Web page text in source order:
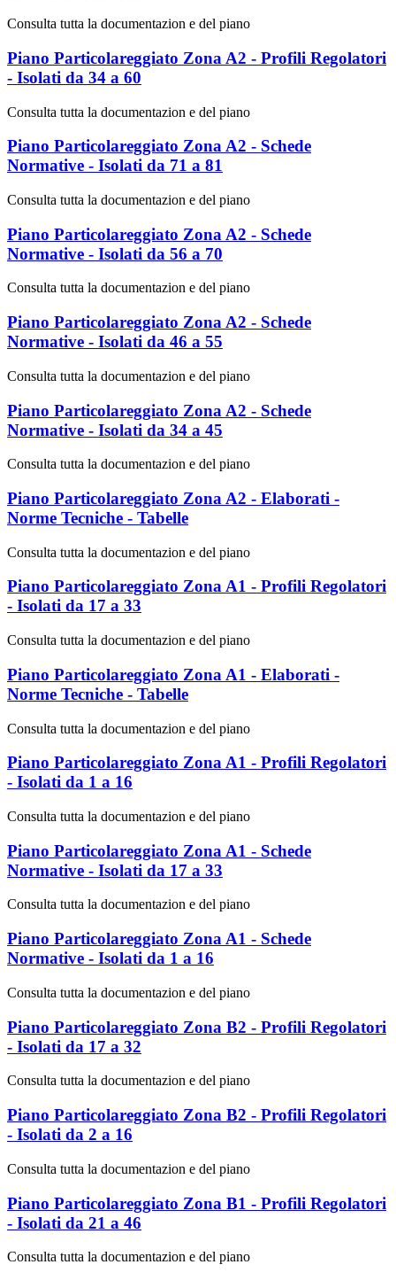
Consulta tutta la documentazion e del piano
Piano Particolareggiato Zona A2 - Profili Regolatori
- Isolati da 34 a 60
Consulta tutta la documentazion e del piano
Piano Particolareggiato Zona A2 - Schede
Normative - Isolati da 71 a 81
Consulta tutta la documentazion e del piano
Piano Particolareggiato Zona A2 - Schede
Normative - Isolati da 56 a 70
Consulta tutta la documentazion e del piano
Piano Particolareggiato Zona A2 - Schede
Normative - Isolati da 46 a 55
Consulta tutta la documentazion e del piano
Piano Particolareggiato Zona A2 - Schede
Normative - Isolati da 34 a 45
Consulta tutta la documentazion e del piano
Piano Particolareggiato Zona A2 - Elaborati -
Norme Tecniche - Tabelle
Consulta tutta la documentazion e del piano
Piano Particolareggiato Zona A1 - Profili Regolatori
- Isolati da 17 a 33
Consulta tutta la documentazion e del piano
Piano Particolareggiato Zona A1 - Elaborati -
Norme Tecniche - Tabelle
Consulta tutta la documentazion e del piano
Piano Particolareggiato Zona A1 - Profili Regolatori
- Isolati da 1 a 16
Consulta tutta la documentazion e del piano
Piano Particolareggiato Zona A1 - Schede
Normative - Isolati da 17 a 33
Consulta tutta la documentazion e del piano
Piano Particolareggiato Zona A1 - Schede
Normative - Isolati da 1 a 16
Consulta tutta la documentazion e del piano
Piano Particolareggiato Zona B2 - Profili Regolatori
- Isolati da 17 a 32
Consulta tutta la documentazion e del piano
Piano Particolareggiato Zona B2 - Profili Regolatori
- Isolati da 2 a 16
Consulta tutta la documentazion e del piano
Piano Particolareggiato Zona B1 - Profili Regolatori
- Isolati da 21 a 46
Consulta tutta la documentazion e del piano